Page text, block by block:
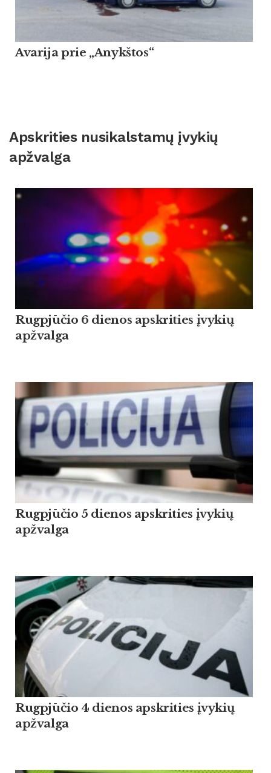
Avarija prie „Anykštos“
Apskrities nusikalstamų įvykių
apžvalga
Rugpjūčio 6 dienos apskrities įvykių
apžvalga
Rugpjūčio 5 dienos apskrities įvykių
apžvalga
Rugpjūčio 4 dienos apskrities įvykių
apžvalga